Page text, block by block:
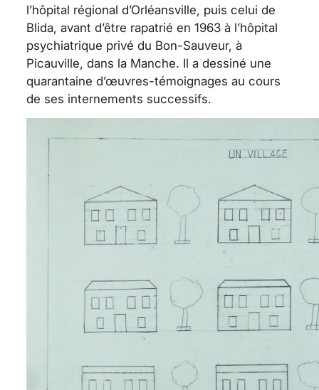
l’hôpital régional d’Orléansville, puis celui de
Blida, avant d’être rapatrié en 1963 à l’hôpital
psychiatrique privé du Bon-Sauveur, à
Picauville, dans la Manche. Il a dessiné une
quarantaine d’œuvres-témoignages au cours
de ses internements successifs.